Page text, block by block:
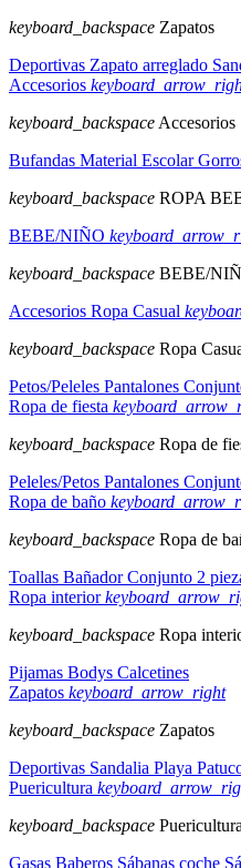
keyboard_backspace Zapatos
Deportivas Zapato arreglado
Accesorios
keyboard_backspace Accesorios
Bufandas Material Escolar
keyboard_backspace ROPA
BEBE/NIÑO
keyboard_backspace BEBE/
Accesorios Ropa Casual
keyboard_backspace Ropa
Petos/Peleles Pantalones
Ropa de fiesta
keyboard_backspace Ropa de
Peleles/Petos Pantalones
Ropa de baño
keyboard_backspace Ropa de
Toallas BañadorConjunto 2
Ropa interior
keyboard_backspace Ropa
Pijamas Bodys Calcetines
Zapatos keyboard_arrow_right
keyboard_backspace Zapatos
Deportivas Sandalia Playa
Puericultura
keyboard_backspace Puericultura
Gasas Baberos Sábanas coche